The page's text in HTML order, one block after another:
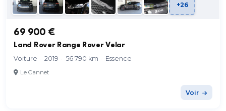
+26
69 900 €
Land Rover Range Rover Velar
Voiture · 2019 · 56 790 km · Essence
Le Cannet
Voir